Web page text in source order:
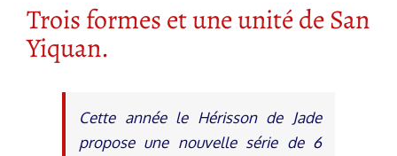
Trois formes et une unité de San
Yiquan.
Cette année le Hérisson de Jade
propose une nouvelle série de 6